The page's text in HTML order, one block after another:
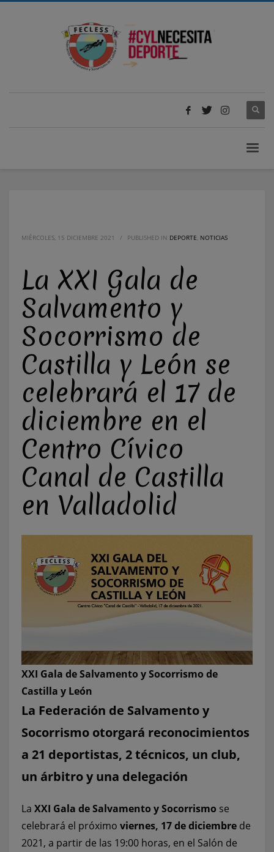
MIÉRCOLES, 15 DICIEMBRE 2021 / PUBLISHED IN DEPORTE NOTICIAS
La XXI Gala de
Salvamento y
Socorrismo de
Castilla y León se
celebrará el 17 de
diciembre en el
Centro Cívico
Canal de Castilla
en Valladolid
XXI Gala de Salvamento y Socorrismo de
Castilla y León
La Federación de Salvamento y
Socorrismo otorgará reconocimientos
a 21 deportistas, 2 técnicos, un club,
un árbitro y una delegación
La XXI Gala de Salvamento y Socorrismo se
celebrará el próximo viernes, 17 de diciembre de
2021, a partir de las 19:00 horas, en el Salón de